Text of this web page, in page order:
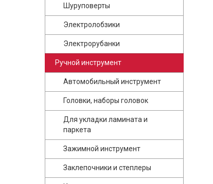
Шуруповерты
Электролобзики
Электрорубанки
Ручной инструмент
Автомобильный инструмент
Головки, наборы головок
Для укладки ламината и
паркета
Зажимной инструмент
Заклепочники и степлеры